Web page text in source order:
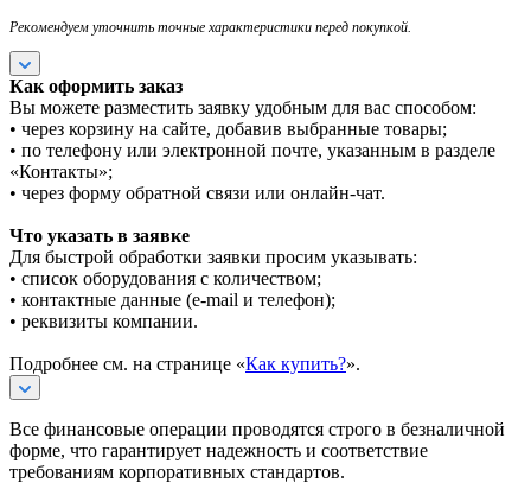
Рекомендуем уточнить точные характеристики перед покупкой.
Как оформить заказ
Вы можете разместить заявку удобным для вас способом:
• через корзину на сайте, добавив выбранные товары;
• по телефону или электронной почте, указанным в разделе
«Контакты»;
• через форму обратной связи или онлайн-чат.
Что указать в заявке
Для быстрой обработки заявки просим указывать:
• список оборудования с количеством;
• контактные данные (e-mail и телефон);
• реквизиты компании.
Подробнее см. на странице «Как купить?».
Все финансовые операции проводятся строго в безналичной
форме, что гарантирует надежность и соответствие
требованиям корпоративных стандартов.